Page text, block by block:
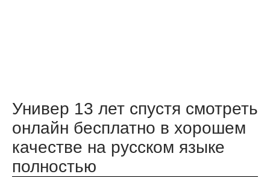
Универ 13 лет спустя смотреть
онлайн бесплатно в хорошем
качестве на русском языке
полностью